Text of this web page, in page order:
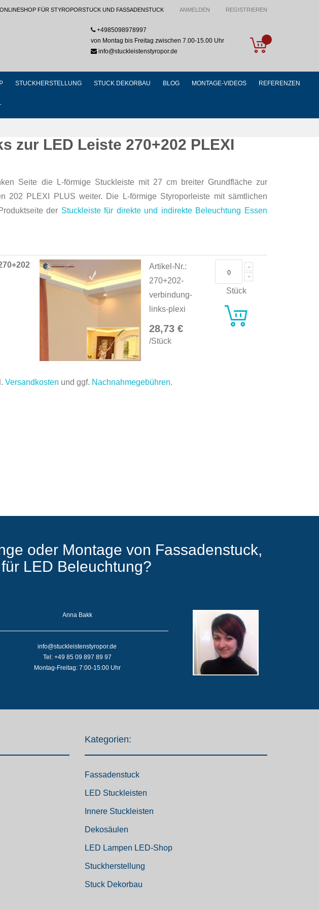
ONLINESHOP FÜR STYROPORSTUCK UND FASSADENSTUCK ANMELDEN REGISTRIEREN
My Cart
+4985098978997
von Montag bis Freitag zwischen 7.00-15.00 Uhr
info@stuckleistenstyropor.de
STUCKHERSTELLUNG STUCK DEKORBAU BLOG MONTAGE-VIDEOS REFERENZEN
zur LED Leiste 270+202 PLEXI
Seite die L-förmige Stuckleiste mit 27 cm breiter Grundfläche zur
202 PLEXI PLUS weiter. Die L-förmige Styroporleiste mit sämtlichen
der Stuckleiste für direkte und indirekte Beleuchtung Essen
Artikel-Nr.:
270+202-
verbindung-
links-plexi
28,73 €
/Stück
Stück
Versandkosten und ggf. Nachnahmegebühren.
oder Montage von Fassadenstuck,
LED Beleuchtung?
Anna Bakk
info@stuckleistenstyropor.de
Tel: +49 85 09 897 89 97
Montag-Freitag: 7:00-15:00 Uhr
Kategorien:
Fassadenstuck
LED Stuckleisten
Innere Stuckleisten
Dekosäulen
LED Lampen LED-Shop
Stuckherstellung
Stuck Dekorbau